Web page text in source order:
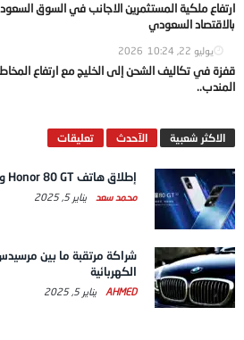
ارتفاع ملكية المستثمرين الاجانب في السوق
بالاقتصاد السعودي
يوليو 22, 2026 10:24
قفزة في تكاليف الشحن إلى الخليج مع ارتفاع
المندب..
الاكثر شعبية الآحدث تعليقات
إطلاق هاتف Honor 80 GT وجهاز لوحي جديد
محمد سعد يناير 5, 2025
شراكة مرتقبة ما بين
الكهربائية
AHMED يناير 5, 2025